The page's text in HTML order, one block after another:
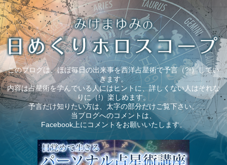
このブログは、ほぼ毎日の出来事を西洋占星術で予言（?!）してい
きます。
内容は占星術を学んでいる人にはヒントに、詳しくない人はそれな
りに（!）楽しめます。
予言だけ知りたい方は、太字の部分だけご覧下さい。
当ブログへのコメントは、
Facebook上にコメントをお願いいたします。